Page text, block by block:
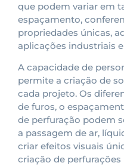
que podem variar em
espaçamento,
propriedades únicas,
aplicações industriais
A capacidade de
permite a criação de
cada projeto. Os
de furos, o
de perfuração podem
a passagem de ar,
criar efeitos visuais
criação de